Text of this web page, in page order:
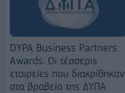
DYPA Business Partners
Awards: Οι τέσσερις
εταιρείες που διακρίθηκαν
στα βραβεία της ΔΥΠΑ